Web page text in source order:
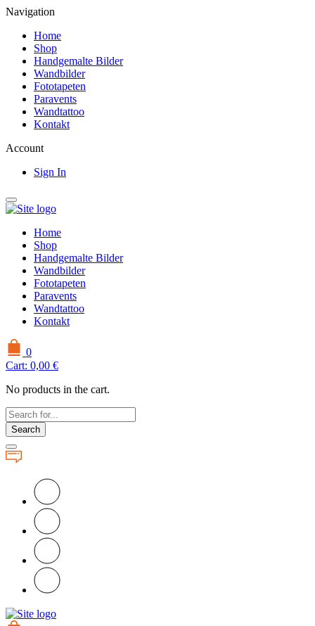
Navigation
Home
Shop
Handgemalte Bilder
Wandbilder
Fototapeten
Paravents
Wandtattoo
Kontakt
Account
Sign In
Home
Shop
Handgemalte Bilder
Wandbilder
Fototapeten
Paravents
Wandtattoo
Kontakt
0
Cart: 0,00 €
No products in the cart.
Search